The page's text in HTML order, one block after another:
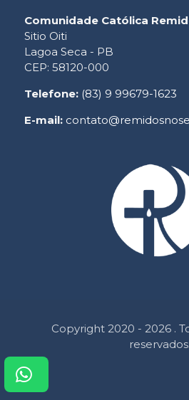
Comunidade Católica
Sitio Oiti
Lagoa Seca - PB
CEP: 58120-000
Telefone: (83) 9 99679-1623
E-mail:
Copyright 2020 - 2026 .
reservados.